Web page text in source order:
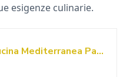
esigenze culinarie.
Lagostina Cucina Mediterranea Padella Ø 20 cm per Induzione, Alluminio Antiaderente, con Indicatore Cottura Thermo-Signal, Rosso